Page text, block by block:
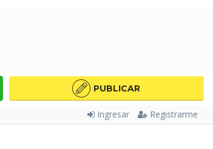
PUBLICAR
Ingresar Registrarme